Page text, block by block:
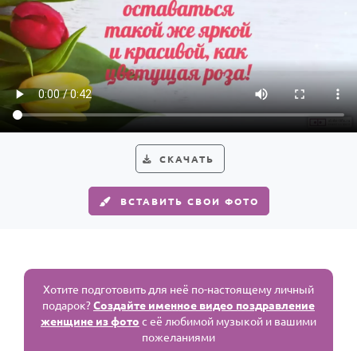
СКАЧАТЬ
ВСТАВИТЬ СВОИ ФОТО
Хотите подготовить для неё по-настоящему личный
подарок?Создайте именное видео поздравление
женщине из фото с её любимой музыкой и вашими
пожеланиями